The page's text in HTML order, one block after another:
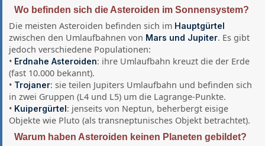
Wo befinden sich die Asteroiden im Sonnensystem?
Die meisten Asteroiden befinden sich im Hauptgürtel
zwischen den Umlaufbahnen von Mars und Jupiter. Es gibt
jedoch verschiedene Populationen:
• Erdnahe Asteroiden: ihre Umlaufbahn kreuzt die der Erde
(fast 10.000 bekannt).
• Trojaner: sie teilen Jupiters Umlaufbahn und befinden sich
in zwei Gruppen (L4 und L5) um die Lagrange-Punkte.
• Kuipergürtel: jenseits von Neptun, beherbergt eisige
Objekte wie Pluto (als transneptunisches Objekt betrachtet).
Warum haben Asteroiden keinen Planeten gebildet?